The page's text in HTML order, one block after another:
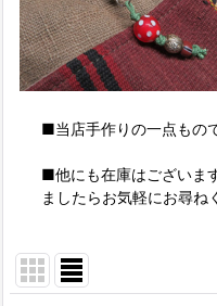
■当店手作りの一点もの
■他にも在庫はございま
ましたらお気軽にお尋ね